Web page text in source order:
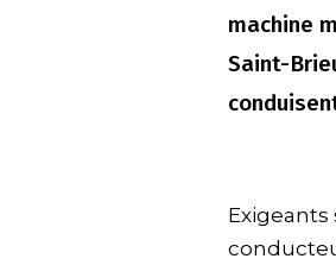
machine
Saint-
Exigeants